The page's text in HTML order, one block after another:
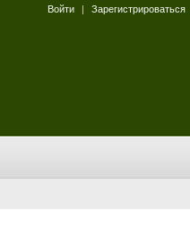
Войти | Зарегистрироваться